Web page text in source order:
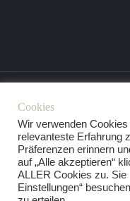
Cookies
Wir verwenden
relevanteste Erfahrung
Präferenzen erinnern
auf „Alle akzeptieren“
ALLER Cookies zu. Sie
Einstellungen“